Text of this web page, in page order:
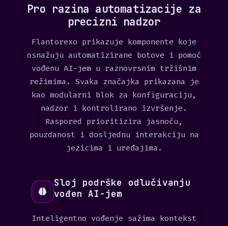
1
Pro razina automatizacije za
precizni nadzor
Flantorexo prikazuje komponente koje
osnažuju automatizirane botove i pomoć
vođenu AI-jem u raznovrsnim tržišnim
režimima. Svaka značajka prikazana je
kao modularni blok za konfiguraciju,
nadzor i kontrolirano izvršenje.
Raspored prioritizira jasnoću,
pouzdanost i dosljednu interakciju na
jezicima i uređajima.
Sloj podrške odlučivanju
vođen AI-jem
Inteligentno vođenje sažima kontekst